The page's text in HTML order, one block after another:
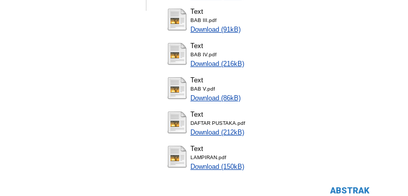
Text
BAB III.pdf
Download (91kB)
Text
BAB IV.pdf
Download (216kB)
Text
BAB V.pdf
Download (86kB)
Text
DAFTAR PUSTAKA.pdf
Download (212kB)
Text
LAMPIRAN.pdf
Download (150kB)
ABSTRAK